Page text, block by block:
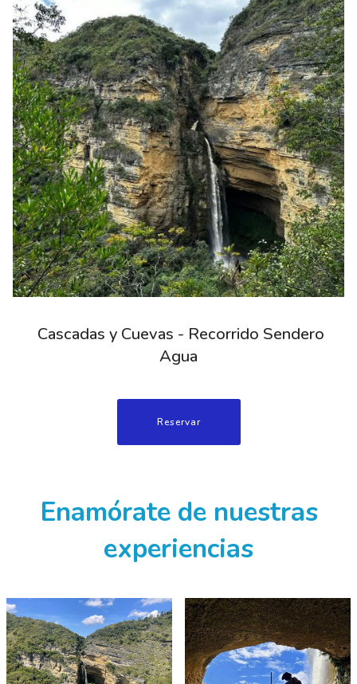
Cascadas y Cuevas - Recorrido Sendero
Agua
Reservar
Enamórate de nuestras
experiencias